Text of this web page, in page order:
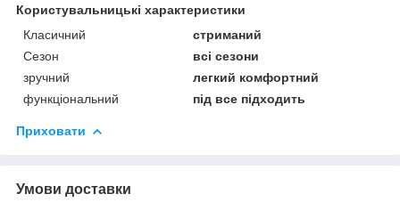
Користувальницькі характеристики
Класичний
стриманий
Сезон
всі сезони
зручний
легкий комфортний
функціональний
під все підходить
Приховати
Умови доставки